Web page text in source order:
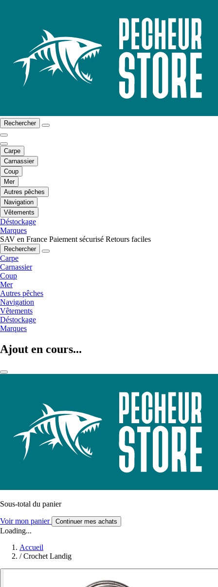
Rechercher
Carpe
Carnassier
Coup
Mer
Autres pêches
Navigation
Vêtements
Déstockage
Marques
SAV en France Paiement sécurisé Retours faciles
Rechercher
Carpe
Carnassier
Coup
Mer
Autres pêches
Navigation
Vêtements
Déstockage
Marques
Ajout en cours...
Sous-total du panier
Voir mon panier Continuer mes achats
Loading...
Accueil
/ Crochet Landig